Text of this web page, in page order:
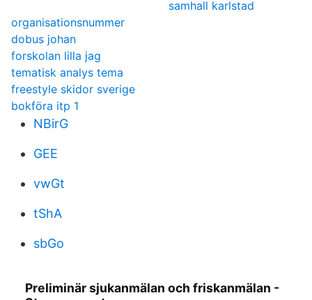
samhall karlstad
organisationsnummer
dobus johan
forskolan lilla jag
tematisk analys tema
freestyle skidor sverige
bokföra itp 1
NBirG
GEE
vwGt
tShA
sbGo
Preliminär sjukanmälan och friskanmälan -